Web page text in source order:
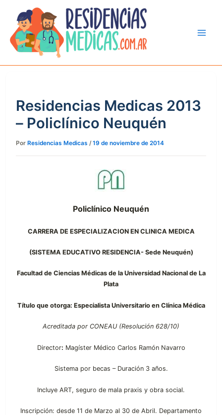
contenido
Residencias Medicas 2013
– Policlínico Neuquén
Por Residencias Medicas /19 de noviembre de 2014
Policlínico Neuquén
CARRERA DE ESPECIALIZACION EN CLINICA MEDICA
(SISTEMA EDUCATIVO RESIDENCIA- Sede Neuquén)
Facultad de Ciencias Médicas de la Universidad Nacional de La
Plata
Título que otorga: Especialista Universitario en Clínica Médica
Acreditada por CONEAU (Resolución 628/10)
Director: Magíster Médico Carlos Ramón Navarro
Sistema por becas – Duración 3 años.
Incluye ART, seguro de mala praxis y obra social.
Inscripción: desde 11 de Marzo al 30 de Abril. Departamento